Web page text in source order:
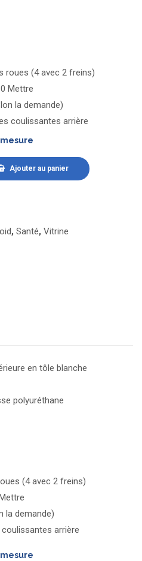
roues (4 avec 2 freins)
Mettre
la demande)
coulissantes arrière
mesure
Ajouter au panier
, Santé, Vitrine
en tôle blanche
polyuréthane
(4 avec 2 freins)
la demande)
arrière
mesure